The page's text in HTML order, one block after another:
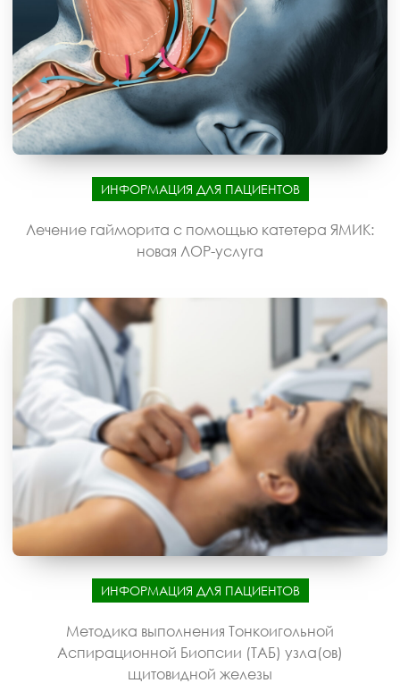
ИНФОРМАЦИЯ ДЛЯ ПАЦИЕНТОВ
Лечение гайморита с помощью катетера ЯМИК:
новая ЛОР-услуга
ИНФОРМАЦИЯ ДЛЯ ПАЦИЕНТОВ
Методика выполнения Тонкоигольной
Аспирационной Биопсии (ТАБ) узла(ов)
щитовидной железы